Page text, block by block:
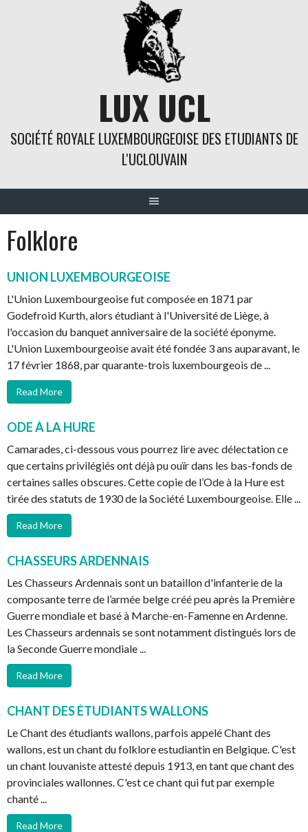
LUX UCL
SOCIÉTÉ ROYALE LUXEMBOURGEOISE DES ETUDIANTS DE
L'UCLOUVAIN
Folklore
UNION LUXEMBOURGEOISE
L'Union Luxembourgeoise fut composée en 1871 par
Godefroid Kurth, alors étudiant à l'Université de Liège, à
l'occasion du banquet anniversaire de la société éponyme.
L'Union Luxembourgeoise avait été fondée 3 ans auparavant, le
17 février 1868, par quarante-trois luxembourgeois de ...
Read More
ODE À LA HURE
Camarades, ci-dessous vous pourrez lire avec délectation ce
que certains privilégiés ont déjà pu ouïr dans les bas-fonds de
certaines salles obscures. Cette copie de l’Ode à la Hure est
tirée des statuts de 1930 de la Société Luxembourgeoise. Elle ...
Read More
CHASSEURS ARDENNAIS
Les Chasseurs Ardennais sont un bataillon d'infanterie de la
composante terre de l’armée belge créé peu après la Première
Guerre mondiale et basé à Marche-en-Famenne en Ardenne.
Les Chasseurs ardennais se sont notamment distingués lors de
la Seconde Guerre mondiale ...
Read More
CHANT DES ÉTUDIANTS WALLONS
Le Chant des étudiants wallons, parfois appelé Chant des
wallons, est un chant du folklore estudiantin en Belgique. C'est
un chant louvaniste attesté depuis 1913, en tant que chant des
provinciales wallonnes. C'est ce chant qui fut par exemple
chanté ...
Read More